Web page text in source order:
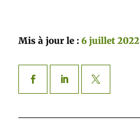
Mis à jour le :6 juillet 2022